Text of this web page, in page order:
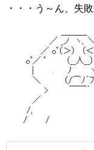
・・・う～ん、失